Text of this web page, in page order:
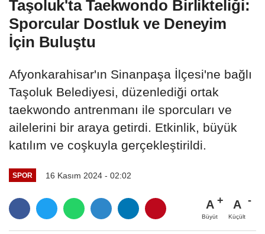
Taşoluk'ta Taekwondo Birlikteliği:
Sporcular Dostluk ve Deneyim
İçin Buluştu
Afyonkarahisar'ın Sinanpaşa İlçesi'ne bağlı
Taşoluk Belediyesi, düzenlediği ortak
taekwondo antrenmanı ile sporcuları ve
ailelerini bir araya getirdi. Etkinlik, büyük
katılım ve coşkuyla gerçekleştirildi.
SPOR 16 Kasım 2024 - 02:02
A
Büyüt
A
Küçült